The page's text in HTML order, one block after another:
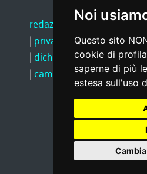
Noi
Questo sito
cookie di
saperne di più
estesa sull'uso
redazione web |note
| privacy |social media
| dichiarazione di
| cambio preferenze cookie